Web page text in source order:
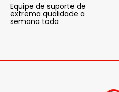
Equipe de suporte de
extrema qualidade a
semana toda